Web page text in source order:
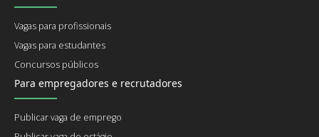
Vagas para profissionais
Vagas para estudantes
Concursos públicos
Para empregadores e recrutadores
Publicar vaga de emprego